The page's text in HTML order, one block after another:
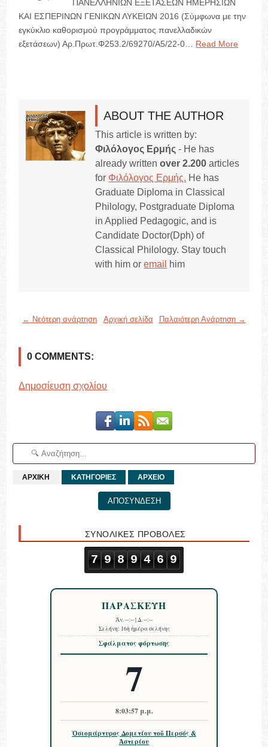
ΠΑΝΕΛΛΗΝΙΩΝ ΕΞΕΤΑΣΕΩΝ ΗΜΕΡΗΣΙΩΝ
ΚΑΙ ΕΣΠΕΡΙΝΩΝ ΓΕΝΙΚΩΝ ΛΥΚΕΙΩΝ 2016 (Σύμφωνα με την
εγκύκλιο καθορισμού προγράμματος πανελλαδικών
εξετάσεων) Αρ.Πρωτ.Φ253.2/69270/Α5/22-0…
Read More
ABOUT THE AUTHOR
This article is written by:
Φιλόλογος Ερμής - He has
already writtenover 2.200 articles
for Φιλόλογος Ερμής. He has
Graduate Diploma in Classical
Philology, Postgraduate Diploma
in Applied Pedagogic, and is
Candidate Doctor(Dph) of
Classical Philology. Stay touch
with him oremail him
← Νεότερη ανάρτηση Παλαιότερη Ανάρτηση →
Αρχική σελίδα
0 COMMENTS:
Δημοσίευση σχολίου
ΑΡΧΙΚΗ ΚΑΤΗΓΟΡΙΕΣ ΑΡΧΕΙΟ
ΑΠΟΣΥΝΔΕΣΗ
ΣΥΝΟΛΙΚΕΣ ΠΡΟΒΟΛΕΣ
7 9 8 9 4 6 9
ΠΑΡΑΣΚΕΥΗ
Ἀν. --:--| Δ. --:--
Σελήνη: 16ὴ ἡμέρα σελήνης
Σφάλματος φόρτωσης
7
8:03:58 μ.μ.
Ὁσιομάρτυρος Δομετίου τοῦ Περσός &
Ἀστερίου